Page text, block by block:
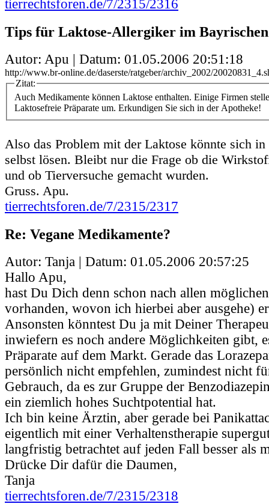
tierrechtsforen.de/7/2315/2316
Tips für Laktose-Allergiker im
Autor: Apu | Datum: 01.05.2006 20:51:18
http://www.br-online.de/daserste/ratgeber/archiv_2002/
Zitat:
Auch Medikamente können Laktose enthalten. Einige Firmen
Laktosefreie Präparate um. Erkundigen Sie sich in der Apotheke!
Also das Problem mit der Laktose könnte sich in
selbst lösen. Bleibt nur die Frage ob die
und ob Tierversuche gemacht wurden.
Gruss. Apu.
tierrechtsforen.de/7/2315/2317
Re: Vegane Medikamente?
Autor: Tanja | Datum: 01.05.2006 20:57:25
Hallo Apu,
hast Du Dich denn schon nach allen
vorhanden, wovon ich hierbei aber ausgehe)
Ansonsten könntest Du ja mit Deiner
inwiefern es noch andere Möglichkeiten gibt,
Präparate auf dem Markt. Gerade das
persönlich nicht empfehlen, zumindest nicht
Gebrauch, da es zur Gruppe der
ein ziemlich hohes Suchtpotential hat.
Ich bin keine Ärztin, aber gerade bei
eigentlich mit einer Verhaltenstherapie
langfristig betrachtet auf jeden Fall besser als
Drücke Dir dafür die Daumen,
Tanja
tierrechtsforen.de/7/2315/2318